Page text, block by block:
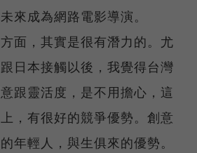
來成為網路電影導演。
面，其實是很有潛力的。尤
日本接觸以後，我覺得台灣
跟靈活度，是不用擔心，這
，有很好的競爭優勢。創意
年輕人，與生俱來的優勢。